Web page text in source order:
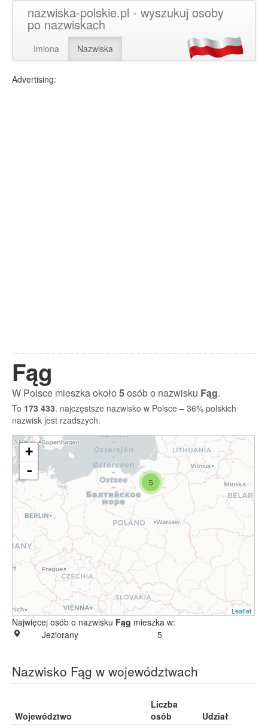
nazwiska-polskie.pl - wyszukuj osoby
po nazwiskach
Imiona Nazwiska
Advertising:
Fąg
W Polsce mieszka około5osób o nazwisku Fąg.
To 173 433. najczęstsze nazwisko w Polsce – 36% polskich
nazwisk jest rzadszych.
5
+
-
Leaflet
Najwięcej osób o nazwisku Fąg mieszka w:
Jeziorany
5
Nazwisko Fąg w województwach
Województwo
Liczba
osób
Udział